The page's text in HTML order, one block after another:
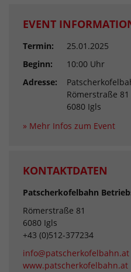
EVENT
Termin:
25.01.2025
Beginn:
10:00 Uhr
Adresse:
Römerstraße 81
6080 Igls
» Mehr Infos zum Event
KONTAKTDATEN
Patscherkofelbahn
Römerstraße 81
6080 Igls
+43 (0)512-377234
info@patscherkofelbahn.at
www.patscherkofelbahn.at